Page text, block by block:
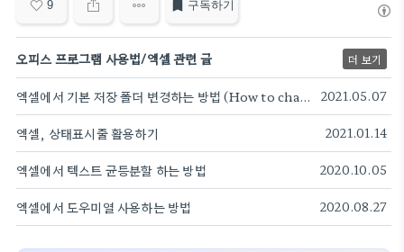
9 구독하기
오피스 프로그램 사용법/엑셀 관련 글 더 보기
엑셀에서 기본 저장 폴더 변경하는 방법 (How to change the default save folder in Excel) 2021.05.07
엑셀, 상태표시줄 활용하기 2021.01.14
엑셀에서 텍스트 균등분할 하는 방법 2020.10.05
엑셀에서 도우미열 사용하는 방법 2020.08.27